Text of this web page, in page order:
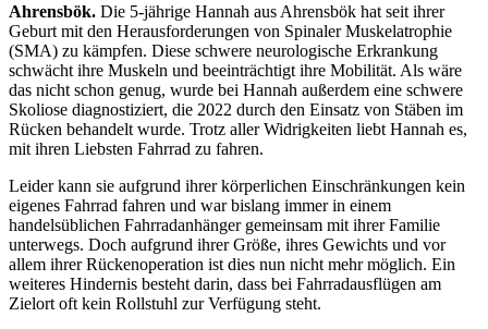
Ahrensbök. Die 5-jährige Hannah aus Ahrensbök hat seit ihrer
Geburt mit den Herausforderungen von Spinaler Muskelatrophie
(SMA) zu kämpfen. Diese schwere neurologische Erkrankung
schwächt ihre Muskeln und beeinträchtigt ihre Mobilität. Als wäre
das nicht schon genug, wurde bei Hannah außerdem eine schwere
Skoliose diagnostiziert, die 2022 durch den Einsatz von Stäben im
Rücken behandelt wurde. Trotz aller Widrigkeiten liebt Hannah es,
mit ihren Liebsten Fahrrad zu fahren.
Leider kann sie aufgrund ihrer körperlichen Einschränkungen kein
eigenes Fahrrad fahren und war bislang immer in einem
handelsüblichen Fahrradanhänger gemeinsam mit ihrer Familie
unterwegs. Doch aufgrund ihrer Größe, ihres Gewichts und vor
allem ihrer Rückenoperation ist dies nun nicht mehr möglich. Ein
weiteres Hindernis besteht darin, dass bei Fahrradausflügen am
Zielort oft kein Rollstuhl zur Verfügung steht.